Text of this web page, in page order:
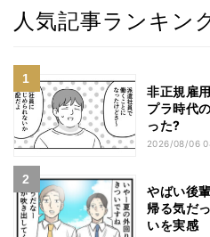
人気記事ランキン
非正規雇
プラ時代
った?
2026/08/06
やばい後
帰る気だ
いを実感